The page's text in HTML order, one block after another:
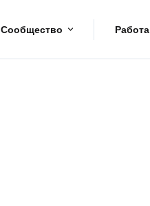
Сообщество Работа